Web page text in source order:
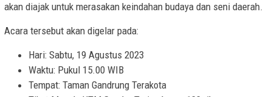
akan diajak untuk merasakan keindahan budaya dan seni daerah.
Acara tersebut akan digelar pada:
Hari: Sabtu, 19 Agustus 2023
Waktu: Pukul 15.00 WIB
Tempat: Taman Gandrung Terakota